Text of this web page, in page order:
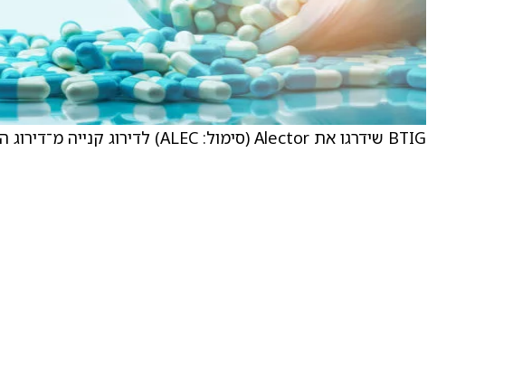
BTIG שידרגו את Alector (סימול: ALEC) לדירוג קנייה מ־דירוג החזקה וקבעו מחיר יעד של 6 דולר.